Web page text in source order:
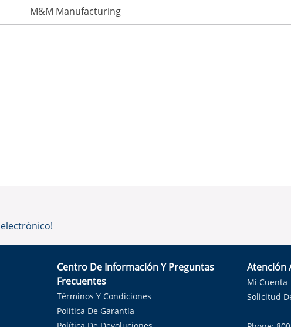
M&M Manufacturing
Centro De Información Y Preguntas
Frecuentes
Términos Y Condiciones
Política De Garantía
Atención
Mi Cuenta
Solicitud